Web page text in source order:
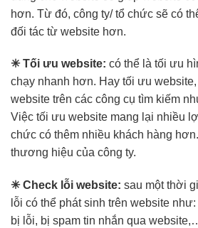
hơn. Từ đó, công ty/ tổ chức sẽ có
đối tác từ website hơn.
✳ Tối ưu website: có thể là tối ưu
chạy nhanh hơn. Hay tối ưu
website trên các công cụ tìm kiếm
Việc tối ưu website mang lại nhiều
chức có thêm nhiều khách hàng
thương hiệu của công ty.
✳ Check lỗi website: sau một thời
lỗi có thể phát sinh trên website
bị lỗi, bị spam tin nhắn qua